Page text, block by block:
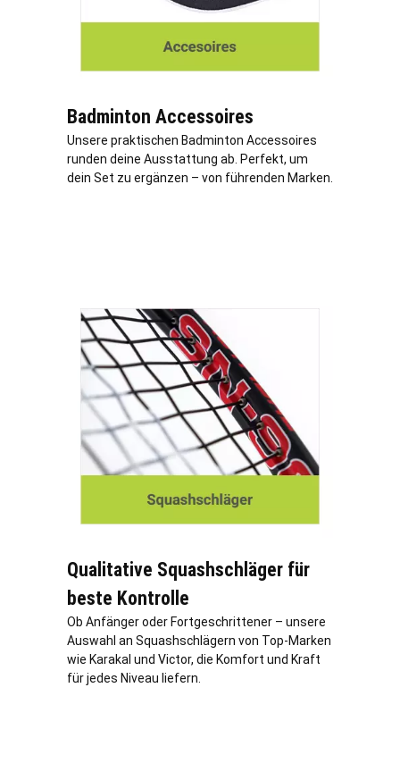
Badminton Accessoires
Unsere praktischen Badminton Accessoires
runden deine Ausstattung ab. Perfekt, um
dein Set zu ergänzen – von führenden Marken.
Qualitative Squashschläger für
beste Kontrolle
Ob Anfänger oder Fortgeschrittener – unsere
Auswahl an Squashschlägern von Top-Marken
wie Karakal und Victor, die Komfort und Kraft
für jedes Niveau liefern.